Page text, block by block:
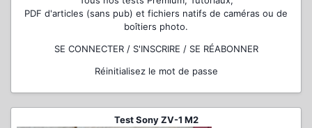
PDF d'articles (sans pub) et fichiers natifs de caméras ou de
boîtiers photo.
SE CONNECTER / S'INSCRIRE / SE RÉABONNER
Réinitialisez le mot de passe
Test Sony ZV-1 M2